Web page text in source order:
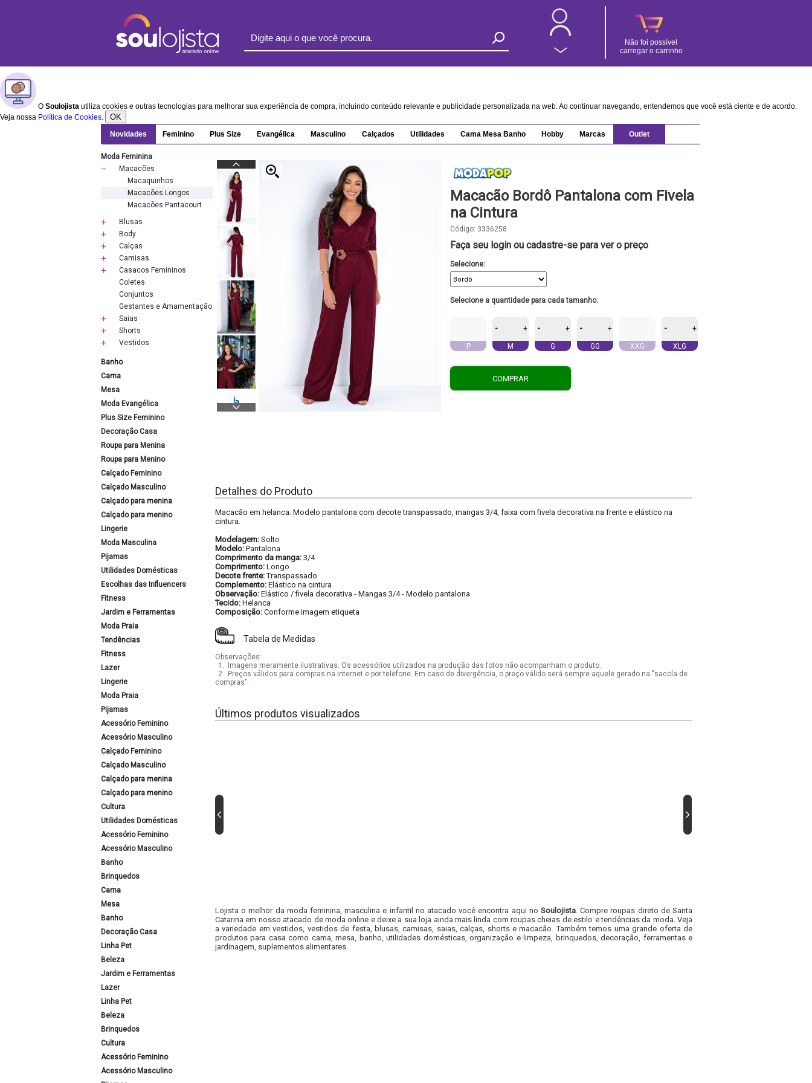
Não foi possível
carregar o carrinho
O Soulojista utiliza cookies e outras tecnologias para melhorar sua experiência de compra, incluindo conteúdo relevante e publicidade personalizada na web. Ao continuar navegando, entendemos que você está ciente e de acordo.
Veja nossa Política de Cookies. OK
Novidades Feminino Plus Size Evangélica Masculino Calçados Utilidades Cama Mesa Banho Hobby Marcas Outlet
Moda Feminina
Macacões
Macaquinhos
Macacões Longos
Macacões Pantacourt
Blusas
Body
Calças
Camisas
Casacos Femininos
Coletes
Conjuntos
Gestantes e Amamentação
Saias
Shorts
Vestidos
Banho
Cama
Mesa
Moda Evangélica
Plus Size Feminino
Decoração Casa
Roupa para Menina
Roupa para Menino
Calçado Feminino
Calçado Masculino
Calçado para menina
Calçado para menino
Lingerie
Moda Masculina
Pijamas
Utilidades Domésticas
Escolhas das Influencers
Fitness
Jardim e Ferramentas
Moda Praia
Tendências
Fitness
Lazer
Lingerie
Moda Praia
Pijamas
Acessório Feminino
Acessório Masculino
Calçado Feminino
Calçado Masculino
Calçado para menina
Calçado para menino
Cultura
Utilidades Domésticas
Acessório Feminino
Acessório Masculino
Banho
Brinquedos
Cama
Mesa
Banho
Decoração Casa
Linha Pet
Beleza
Jardim e Ferramentas
Lazer
Linha Pet
Beleza
Brinquedos
Cultura
Acessório Feminino
Acessório Masculino
Macacão Bordô Pantalona com Fivela
na Cintura
Código: 3336258
Faça seu login ou cadastre-se para ver o preço
Selecione:
Selecione a quantidade para cada tamanho:
P
- +
M
- +
G
- +
GG XXG
- +
XLG
COMPRAR
Detalhes do Produto
Macacão em helanca. Modelo pantalona com decote transpassado, mangas 3/4, faixa com fivela decorativa na frente e elástico na
cintura.
Modelagem: Solto
Modelo: Pantalona
Comprimento da manga: 3/4
Comprimento: Longo
Decote frente:Transpassado
Complemento: Elástico na cintura
Observação: Elástico / fivela decorativa - Mangas 3/4- Modelo pantalona
Tecido: Helanca
Composição: Conforme imagem etiqueta
Tabela de Medidas
Observações:
1.
Imagens meramente ilustrativas. Os acessórios utilizados na produção das fotos não acompanham o produto.
2.
Preços válidos para compras na internet e por telefone. Em caso de divergência, o preço válido será sempre aquele gerado na "sacola de
compras".
Últimos produtos visualizados
Lojista o melhor da moda feminina, masculina e infantil no atacado você encontra aqui no Soulojista. Compre roupas direto de Santa
Catarina em nosso atacado de moda online e deixe a sua loja ainda mais linda com roupas cheias de estilo e tendências da moda. Veja
a variedade em vestidos, vestidos de festa, blusas, camisas, saias, calças, shorts e macacão. Também temos uma grande oferta de
produtos para casa como cama, mesa, banho, utilidades domésticas, organização e limpeza, brinquedos, decoração, ferramentas e
jardinagem, suplementos alimentares.